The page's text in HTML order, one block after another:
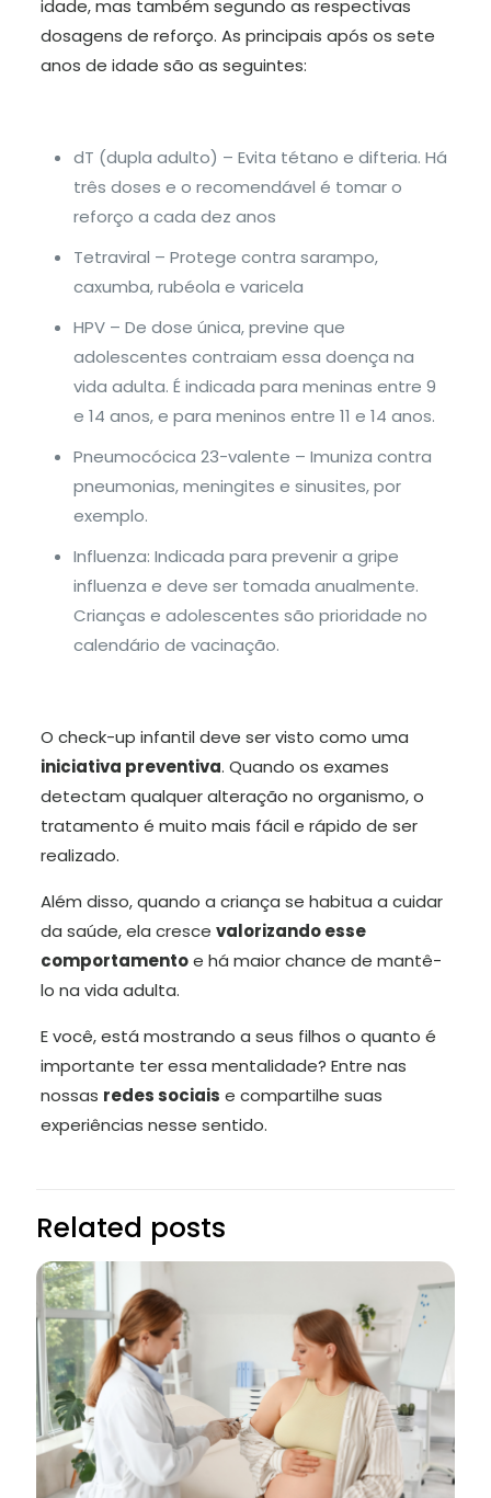
idade, mas também segundo as respectivas
dosagens de reforço. As principais após os sete
anos de idade são as seguintes:
dT (dupla adulto) – Evita tétano e difteria. Há
três doses e o recomendável é tomar o
reforço a cada dez anos
Tetraviral – Protege contra sarampo,
caxumba, rubéola e varicela
HPV – De dose única, previne que
adolescentes contraiam essa doença na
vida adulta. É indicada para meninas entre 9
e 14 anos, e para meninos entre 11 e 14 anos.
Pneumocócica 23-valente – Imuniza contra
pneumonias, meningites e sinusites, por
exemplo.
Influenza: Indicada para prevenir a gripe
influenza e deve ser tomada anualmente.
Crianças e adolescentes são prioridade no
calendário de vacinação.
O check-up infantil deve ser visto como uma
iniciativa preventiva. Quando os exames
detectam qualquer alteração no organismo, o
tratamento é muito mais fácil e rápido de ser
realizado.
Além disso, quando a criança se habitua a cuidar
da saúde, ela cresce valorizando esse
comportamentoe há maior chance de mantê-
lo na vida adulta.
E você, está mostrando a seus filhos o quanto é
importante ter essa mentalidade? Entre nas
nossas redes sociais e compartilhe suas
experiências nesse sentido.
Related posts